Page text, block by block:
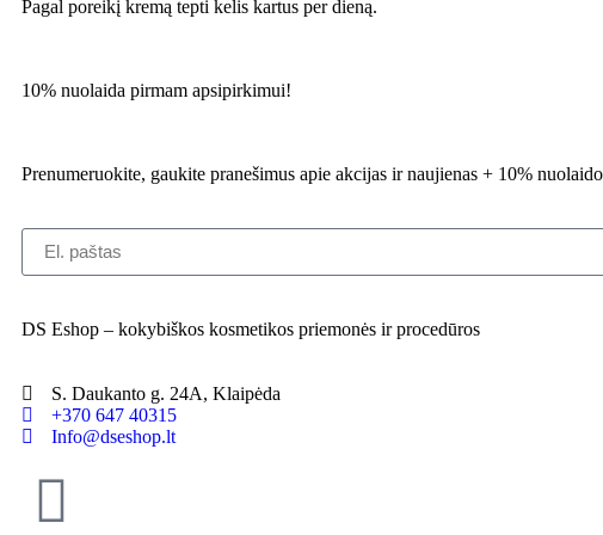
Pagal poreikį kremą tepti kelis kartus per dieną.
10% nuolaida pirmam apsipirkimui!
Prenumeruokite, gaukite pranešimus apie akcijas ir naujienas + 10%
DS Eshop – kokybiškos kosmetikos priemonės ir procedūros
S. Daukanto g. 24A, Klaipėda
+370 647 40315
Info@dseshop.lt